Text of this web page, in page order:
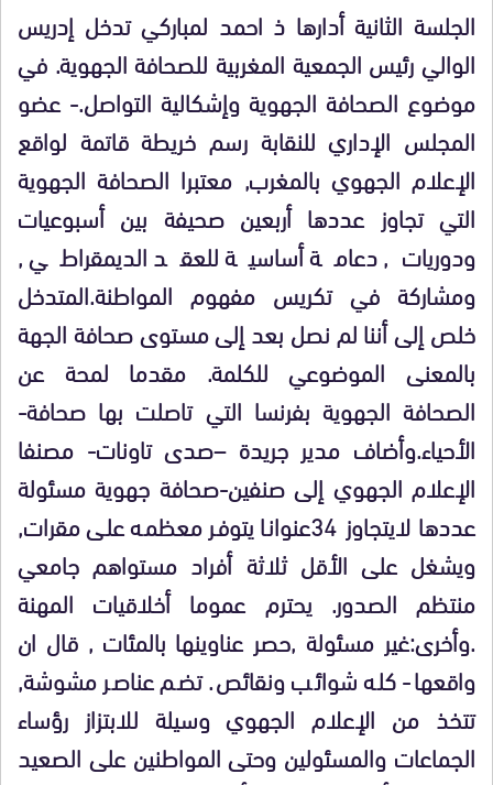
الجلسة الثانية أدارها ذ احمد لمباركي تدخل إدريس
الواليرئيس الجمعية المغربية للصحافة الجهوية. في
موضوع الصحافة الجهوية وإشكالية التواصل.- عضو
المجلس الإداري للنقابة رسم خريطة قاتمة لواقع
الإعلام الجهوي بالمغرب, معتبرا الصحافة الجهوية
التي تجاوز عددها أربعين صحيفة بين أسبوعيات
ودوريات, دعامة أساسية للعقد الديمقراطي ,
ومشاركة في تكريس مفهوم المواطنة.المتدخل
خلص إلى أننا لم نصل بعد إلى مستوى صحافة الجهة
بالمعنى الموضوعي للكلمة. مقدما لمحة عن
الصحافة الجهوية بفرنسا التي تاصلت بها صحافة-
الأحياء.وأضاف مدير جريدة –صدى تاونات- مصنفا
الإعلام الجهوي إلى صنفين-صحافة جهوية مسئولة
عددها لايتجاوز 34عنوانا يتوفر معظمه على مقرات,
ويشغل على الأقل ثلاثة أفراد مستواهم جامعي
منتظم الصدور. يحترم عموما أخلاقيات المهنة
.وأخرى:غير مسئولة ,حصر عناوينها بالمئات , قال ان
واقعها- كله شوائب ونقائص. تضم عناصر مشوشة,
تتخذ من الإعلام الجهوي وسيلة للابتزاز رؤساء
الجماعات والمسئولين وحتى المواطنين على الصعيد